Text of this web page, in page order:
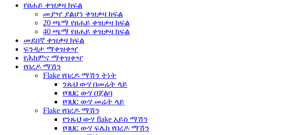
የፀሐይ ቀዝቃዛ ክፍል
መያዣ ያልሆነ ቀዝቃዛ ክፍል
20 ጫማ የፀሐይ ቀዝቃዛ ክፍል
40 ጫማ የፀሐይ ቀዝቃዛ ክፍል
መደበኛ ቀዝቃዛ ክፍል
ፍንዳታ ማቀዝቀዣ
የሕክምና ማቀዝቀዣ
የበረዶ ማሽን
Flake የበረዶ ማሽን ትነት
ንጹህ ውሃ በመሬት ላይ
የባህር ውሃ በጀልባ
የባህር ውሃ መሬት ላይ
Flake የበረዶ ማሽን
የንጹህ ውሃ flake አይስ ማሽን
የባህር ውሃ ፍሌክ የበረዶ ማሽን